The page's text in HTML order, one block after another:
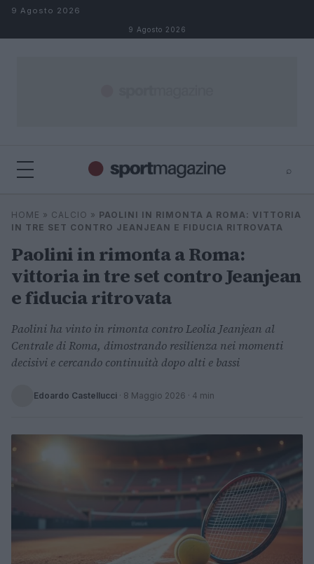
Salta al contenuto
9 Agosto 2026
9 Agosto 2026
⌕
Cerca
⌕ ×
HOME » CALCIO » PAOLINI IN RIMONTA A ROMA: VITTORIA
IN TRE SET CONTRO JEANJEAN E FIDUCIA RITROVATA
Paolini in rimonta a Roma:
vittoria in tre set contro Jeanjean
e fiducia ritrovata
Paolini ha vinto in rimonta contro Leolia Jeanjean al
Centrale di Roma, dimostrando resilienza nei momenti
decisivi e cercando continuità dopo alti e bassi
Edoardo Castellucci · 8 Maggio 2026 · 4 min